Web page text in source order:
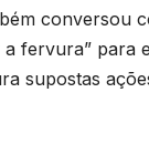
conversou
fervura” para
supostas